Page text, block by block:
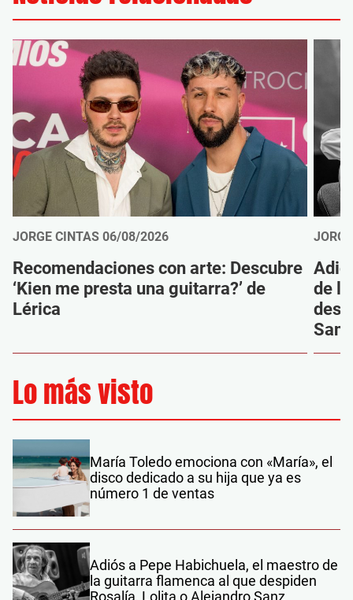
JORGE CINTAS 06/08/2026
Recomendaciones con arte: Descubre
‘Kien me presta una guitarra?’ de
Lérica
de
Sanz
Lo más visto
María Toledo emociona con «María», el
disco dedicado a su hija que ya es
número 1 de ventas
Adiós a Pepe Habichuela, el maestro de
la guitarra flamenca al que despiden